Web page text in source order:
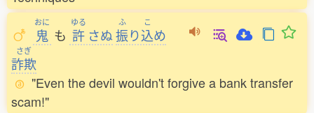
おに
鬼 も
ゆる
許 さぬ
ふ
振り
こ
込め
さぎ
詐欺
"Even the devil wouldn't forgive a bank transfer
scam!"